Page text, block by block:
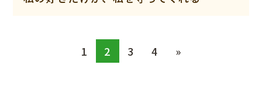
1 2 3 4 »